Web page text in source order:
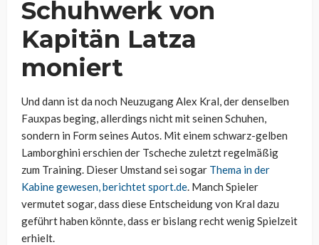
Schuhwerk von
Kapitän Latza
moniert
Und dann ist da noch Neuzugang Alex Kral, der denselben
Fauxpas beging, allerdings nicht mit seinen Schuhen,
sondern in Form seines Autos. Mit einem schwarz-gelben
Lamborghini erschien der Tscheche zuletzt regelmäßig
zum Training. Dieser Umstand sei sogar Thema in der
Kabine gewesen, berichtet sport.de. Manch Spieler
vermutet sogar, dass diese Entscheidung von Kral dazu
geführt haben könnte, dass er bislang recht wenig Spielzeit
erhielt.